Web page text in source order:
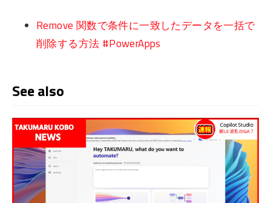
Remove 関数で条件に一致したデータを一括で
削除する方法 #PowerApps
See also